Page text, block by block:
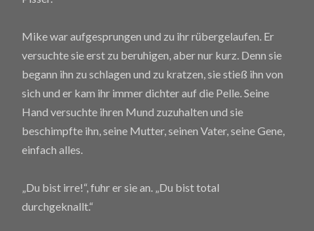
Mike war aufgesprungen und zu ihr rübergelaufen. Er
versuchte sie erst zu beruhigen, aber nur kurz. Denn sie
begann ihn zu schlagen und zu kratzen, sie stieß ihn von
sich und er kam ihr immer dichter auf die Pelle. Seine
Hand versuchte ihren Mund zuzuhalten und sie
beschimpfte ihn, seine Mutter, seinen Vater, seine Gene,
einfach alles.
„Du bist irre!“, fuhr er sie an. „Du bist total
durchgeknallt.“